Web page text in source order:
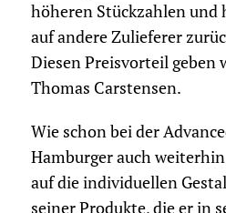
höheren Stückzahlen und
auf andere Zulieferer
Diesen Preisvorteil geben
Thomas Carstensen.
Wie schon bei der
Hamburger auch
auf die individuellen
seiner Produkte, die er in